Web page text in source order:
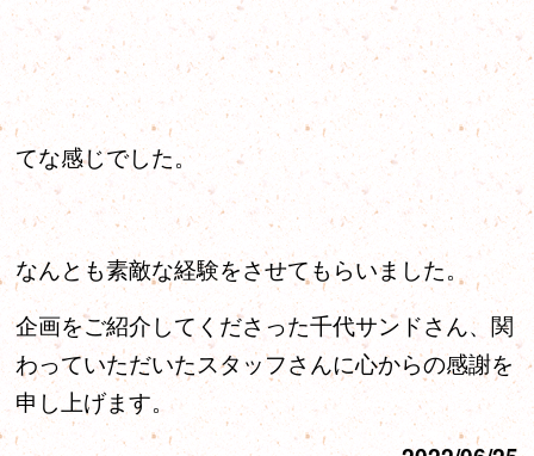
てな感じでした。
なんとも素敵な経験をさせてもらいました。
企画をご紹介してくださった千代サンドさん、関
わっていただいたスタッフさんに心からの感謝を
申し上げます。